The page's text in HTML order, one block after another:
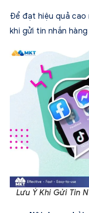
Để đạt hiệu quả cao
khi gửi tin nhắn
Lưu Ý Khi Gửi Tin